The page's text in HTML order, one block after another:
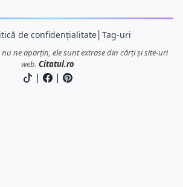
de confidențialitate│ Tag-uri
nu ne aparțin, ele sunt extrase din cărți și site-uri
web. Citatul.ro
| |